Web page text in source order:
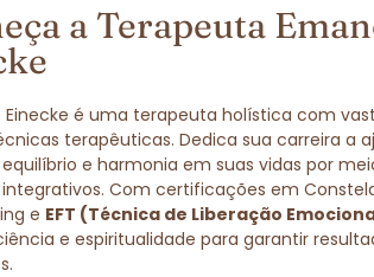
a Terapeuta
Einecke é uma terapeuta holística com
terapêuticas. Dedica sua carreira a
e harmonia em suas vidas por
Com certificações em
e EFT (Técnica de Liberação
e espiritualidade para garantir